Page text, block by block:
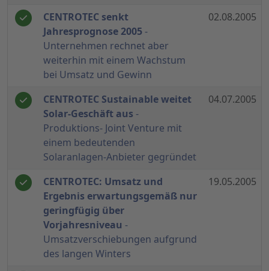
CENTROTEC senkt
Jahresprognose 2005-
Unternehmen rechnet aber
weiterhin mit einem Wachstum
bei Umsatz und Gewinn
02.08.2005
CENTROTEC Sustainable weitet
Solar-Geschäft aus -
Produktions- Joint Venture mit
einem bedeutenden
Solaranlagen-Anbieter gegründet
04.07.2005
CENTROTEC: Umsatz und
Ergebnis erwartungsgemäß nur
geringfügig über
Vorjahresniveau -
Umsatzverschiebungen aufgrund
des langen Winters
19.05.2005